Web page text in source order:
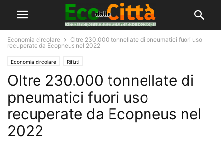
Economia circolare
Oltre 230.000 tonnellate di pneumatici fuori uso
recuperate da Ecopneus nel 2022
Economia circolare Rifiuti
Oltre 230.000 tonnellate di
pneumatici fuori uso
recuperate da Ecopneus nel
2022